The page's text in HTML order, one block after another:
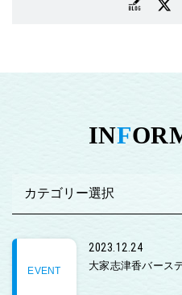
INF
EVENT
2023.12.24
大家志津香バース